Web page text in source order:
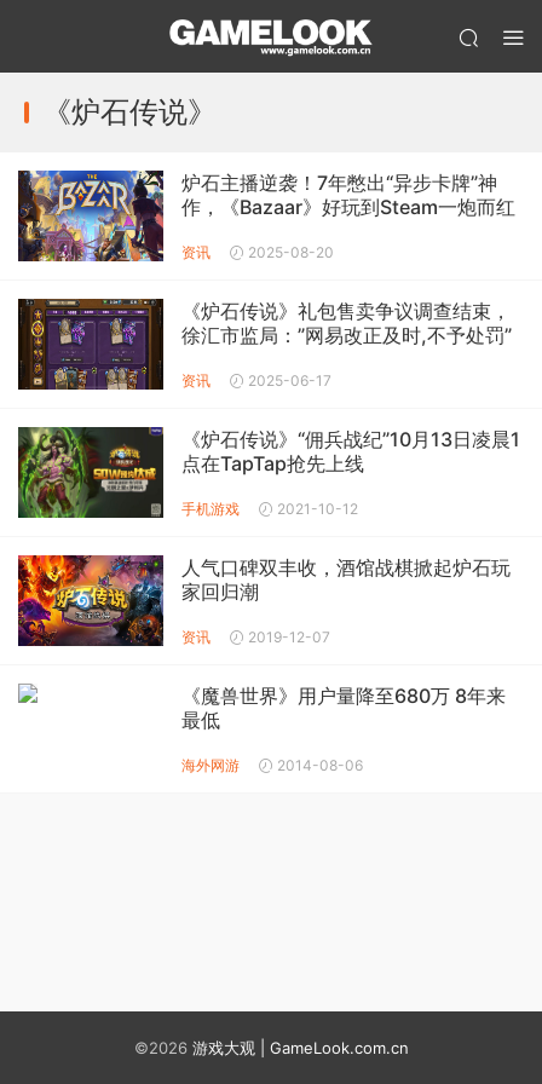
《炉石传说》
炉石主播逆袭！7年憋出“异步卡牌”神
作，《Bazaar》好玩到Steam一炮而红
资讯 2025-08-20
《炉石传说》礼包售卖争议调查结束，
徐汇市监局：”网易改正及时,不予处罚”
资讯 2025-06-17
《炉石传说》“佣兵战纪”10月13日凌晨1
点在TapTap抢先上线
手机游戏 2021-10-12
人气口碑双丰收，酒馆战棋掀起炉石玩
家回归潮
资讯 2019-12-07
《魔兽世界》用户量降至680万 8年来
最低
海外网游 2014-08-06
©2026 游戏大观 | GameLook.com.cn